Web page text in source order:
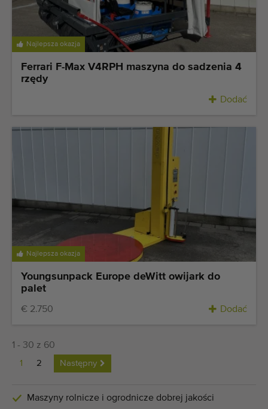
Najlepsza okazja
Ferrari F-Max V4RPH maszyna do sadzenia 4
rzędy
Dodać
Najlepsza okazja
Youngsunpack Europe deWitt owijark do
palet
€ 2.750 Dodać
1 - 30 z 60
1 2 Następny
Maszyny rolnicze i ogrodnicze dobrej jakości